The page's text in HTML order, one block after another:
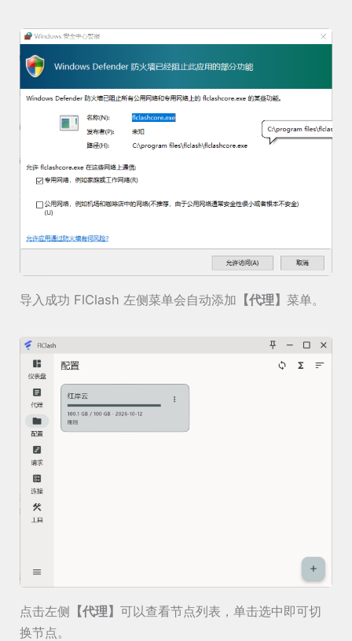
导入成功 FlClash 左侧菜单会自动添加 【代理】 菜单。
点击左侧 【代理】可以查看节点列表，单击选中即可切
换节点。